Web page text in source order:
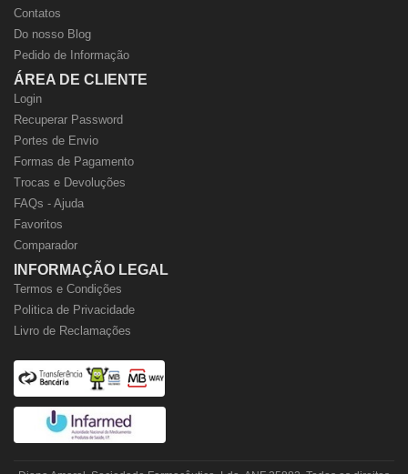
Contatos
Do nosso Blog
Pedido de Informação
ÁREA DE CLIENTE
Login
Recuperar Password
Portes de Envio
Formas de Pagamento
Trocas e Devoluções
FAQs - Ajuda
Favoritos
Comparador
INFORMAÇÃO LEGAL
Termos e Condições
Politica de Privacidade
Livro de Reclamações